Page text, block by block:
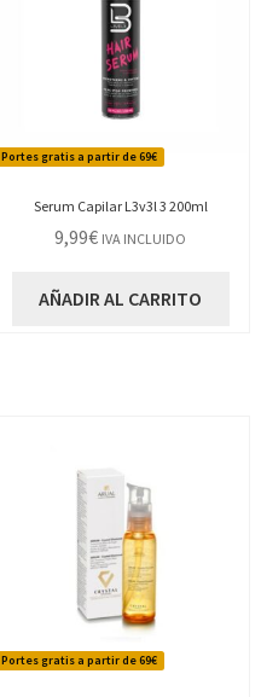
Portes gratis a partir de 69€
Serum Capilar L3v3l 3 200ml
9,99€ IVA INCLUIDO
AÑADIR AL CARRITO
Portes gratis a partir de 69€